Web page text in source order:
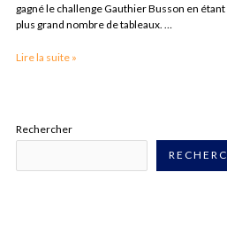
gagné le challenge Gauthier Busson en
plus grand nombre de tableaux. …
Lire la suite »
Rechercher